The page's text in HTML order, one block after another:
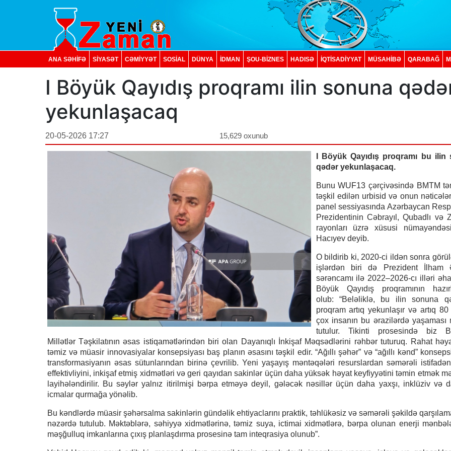
ANA SƏHİFƏ SİYASƏT CƏMİYYƏT SOSIAL DÜNYA İDMAN ŞOU-BİZNES HADISƏ İQTISADIYYAT MÜSAHİBƏ QARABAĞ
I Böyük Qayıdış proqramı ilin sonuna
yekunlaşacaq
20-05-2026 17:27 15,629 oxunub
I Böyük Qayıdış proqramı bu ilin
qədər yekunlaşacaq.
Bunu WUF13 çərçivəsində BMTM
təşkil edilən urbisid və onun
panel sessiyasında Azərbaycan
Prezidentinin Cəbrayıl, Qubadlı və
rayonları üzrə xüsusi
Hacıyev deyib.
O bildirib ki, 2020-ci ildən sonra
işlərdən biri də Prezident İlham
sərəncamı ilə 2022–2026-cı illəri
Böyük Qayıdış proqramının
olub: “Beləliklə, bu ilin sonuna
proqram artıq yekunlaşır və artıq
çox insanın bu ərazilərdə yaşaması
tutulur. Tikinti prosesində biz
Millətlər Təşkilatının əsas istiqamətlərindən biri olan Dayanıqlı İnkişaf Məqsədlərini rəhbər tuturuq. Rahat
təmiz və müasir innovasiyalar konsepsiyası baş planın əsasını təşkil edir. “Ağıllı şəhər” və “ağıllı kənd”
transformasiyanın əsas sütunlarından birinə çevrilib. Yeni yaşayış məntəqələri resurslardan səmərəli
effektivliyini, inkişaf etmiş xidmətləri və geri qayıdan sakinlər üçün daha yüksək həyat keyfiyyətini təmin etmək
layihələndirilir. Bu səylər yalnız itirilmişi bərpa etməyə deyil, gələcək nəsillər üçün daha yaxşı, inklüziv və
icmalar qurmağa yönəlib.
Bu kəndlərdə müasir şəhərsalma sakinlərin gündəlik ehtiyaclarını praktik, təhlükəsiz və səmərəli şəkildə
nəzərdə tutulub. Məktəblərə, səhiyyə xidmətlərinə, təmiz suya, ictimai xidmətlərə, bərpa olunan enerji
məşğulluq imkanlarına çıxış planlaşdırma prosesinə tam inteqrasiya olunub”.